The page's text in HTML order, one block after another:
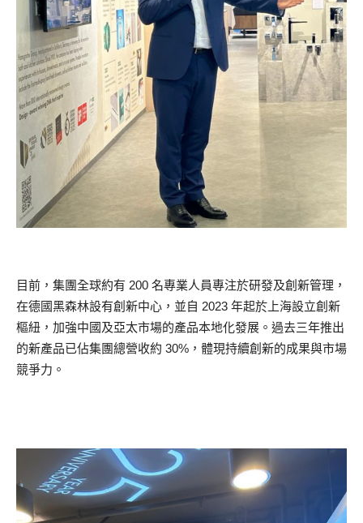
目前，集團全球約有 200 名專業人員專注於研發及創新管理，
在德國黑森林設有創新中心，並自 2023 年起於上海設立創新
樞紐，加強中國及亞太市場的產品本地化發展。過去三年推出
的新產品已佔集團總營收約 30%，體現持續創新的成果與市場
競爭力。